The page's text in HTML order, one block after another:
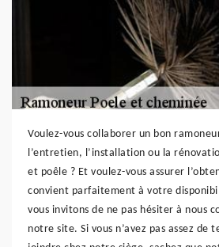
Voulez-vous collaborer un bon
l’entretien, l’installation ou la
et poêle ? Et voulez-vous assurer
convient parfaitement à votre
vous invitons de ne pas hésiter à nous
notre site. Si vous n’avez pas assez de